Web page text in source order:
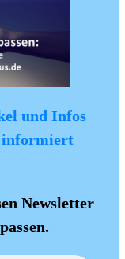
und Infos
informiert
Newsletter